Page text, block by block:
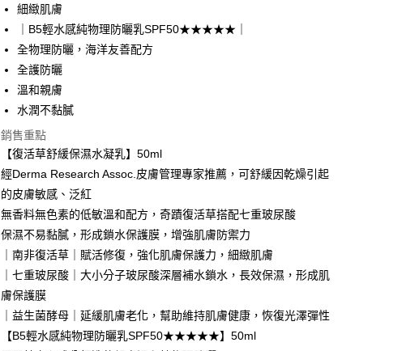
Google Pay
網路銀行/電子錢包
相關說明
支援用馬幣 (MYR) 付款，結帳時商品金額可能因匯率變動而有所調整。
大哥付你分期
相關說明
1.本服務由台灣大哥大提供，台灣大哥大用戶可立即使用無須另外申請。
2.付款方式選擇「大哥付你分期」，訂單成立後會自動跳轉到大哥付的交易
流程，驗證手機門號後，選擇欲分期的期數、繳款截止日，確認付款後即
完成交易。
3.實際核准額度、可分期數及費用金額請依後續交易確認頁面所載為準。
4.訂單成立30分鐘內，如未前往確認交易或遇審核未通過，訂單將自動取
消。如遇「轉專審核」未通過狀況，表示未達大哥付你分期系統評分，恕
無法說明評估內容。
【繳款方式說明】
1.分期款項不併入電信帳單，「大哥付你分期」於每月結算日後寄送繳費提
2.透過簡訊連結打開帳單後，可選擇「超商條碼／台灣大直營門市／銀行轉
帳／街口支付／iPASS MONEY」等通路繳費。
【注意事項】
AFTEE先享後付
相關說明
【關於「AFTEE先享後付」】
AFTEE先享後付是「在收到商品之後才付款」的支付方式。 讓您購物簡單
便利好安心！
１．簡單：不需註冊會員、不需綁卡、不需儲值。
２．便利：只要手機號碼，簡訊認證，即可結帳。
【「AFTEE先享後付」結帳流程】
１．於結帳方式選擇「AFTEE先享後付」後，將跳轉至「AFTEE先享後
付」結帳頁面，進行簡訊認證並確認金額後，即可完成結帳。
２．訂單成立數日內，您將收到繳費通知簡訊。
３．收到繳費通知簡訊後14天內，點擊此簡訊中的連結，可透過四大超商
ATM付款
貨到付款
全家取貨付款
每筆NT$80，滿NT$999(含以上)免運費
付款後全家取貨
細緻肌膚
｜B5輕水感純物理防曬乳SPF50★★★★★｜
全物理防曬，海洋友善配方
全護防曬
溫和親膚
水潤不黏膩
銷售重點
【復活草舒緩保濕水凝乳】50ml
經Derma Research Assoc.皮膚管理專家推薦，可舒緩因乾燥引起
的皮膚敏感、泛紅
無香料無色素的低敏溫和配方，奇蹟復活草搭配七重玻尿酸
保濕不易黏膩，形成鎖水保護膜，增強肌膚防禦力
｜南非復活草｜賦活修復，強化肌膚保護力，細緻肌膚
｜七重玻尿酸｜大小分子玻尿酸深層補水鎖水，長效保濕，形成肌
膚保護膜
｜益生菌酵母｜延緩肌膚老化，幫助維持肌膚健康，恢復光澤彈性
【B5輕水感純物理防曬乳SPF50★★★★★】50ml